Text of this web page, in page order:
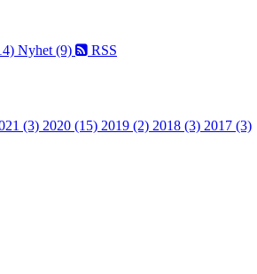
Nyhet (9) RSS
(3) 2020 (15) 2019 (2) 2018 (3) 2017 (3)